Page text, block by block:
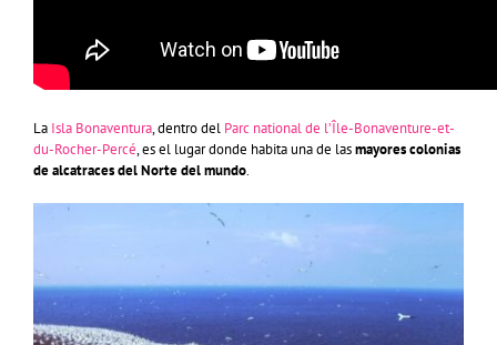
La Isla Bonaventura, dentro del Parc national de l’Île-Bonaventure-et-
du-Rocher-Percé, es el lugar donde habita una de lasmayores colonias
de alcatraces del Norte del mundo.